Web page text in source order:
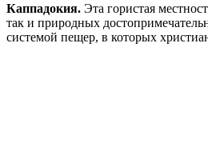
Каппадокия. Эта гористая
так и природных
системой пещер, в которых